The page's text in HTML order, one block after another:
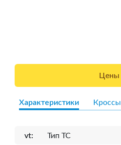
Цены
Характеристики Кроссы
vt: Тип ТС